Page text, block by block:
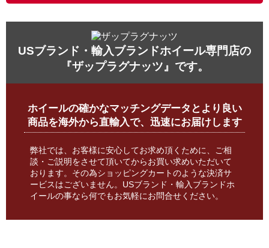
USブランド・輸入ブランドホイール専門店の
『ザップラグナッツ』です。
ホイールの確かなマッチングデータとより良い
商品を海外から直輸入で、迅速にお届けします
弊社では、お客様に安心してお求め頂くために、ご相
談・ご説明をさせて頂いてからお買い求めいただいて
おります。その為ショッピングカートのような決済サ
ービスはございません。USブランド・輸入ブランドホ
イールの事なら何でもお気軽にお問合せください。